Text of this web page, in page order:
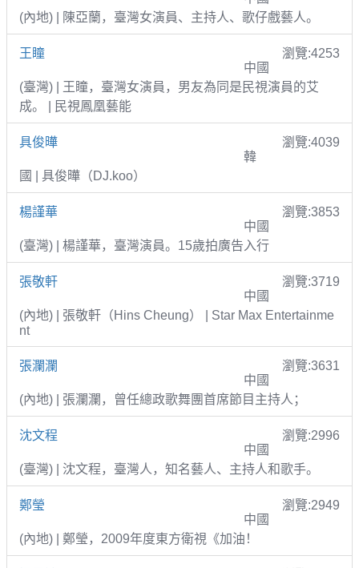
(內地) | 陳亞蘭，臺灣女演員、主持人、歌仔戲藝人。
王瞳
瀏覽:4253
中國
(臺灣) | 王瞳，臺灣女演員，男友為同是民視演員的艾
成。 | 民視鳳凰藝能
具俊曄
瀏覽:4039
韓
國 | 具俊曄（DJ.koo）
楊謹華
瀏覽:3853
中國
(臺灣) | 楊謹華，臺灣演員。15歲拍廣告入行
張敬軒
瀏覽:3719
中國
(內地) | 張敬軒（Hins Cheung） | Star Max Entertainme
nt
張瀾瀾
瀏覽:3631
中國
(內地) | 張瀾瀾，曾任總政歌舞團首席節目主持人；
沈文程
瀏覽:2996
中國
(臺灣) | 沈文程，臺灣人，知名藝人、主持人和歌手。
鄭瑩
瀏覽:2949
中國
(內地) | 鄭瑩，2009年度東方衛視《加油！